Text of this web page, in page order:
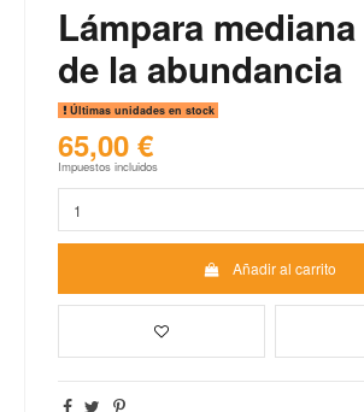
Lámpara
de la abundancia
Últimas unidades en stock
65,00 €
Impuestos incluidos
Añadir al carrito